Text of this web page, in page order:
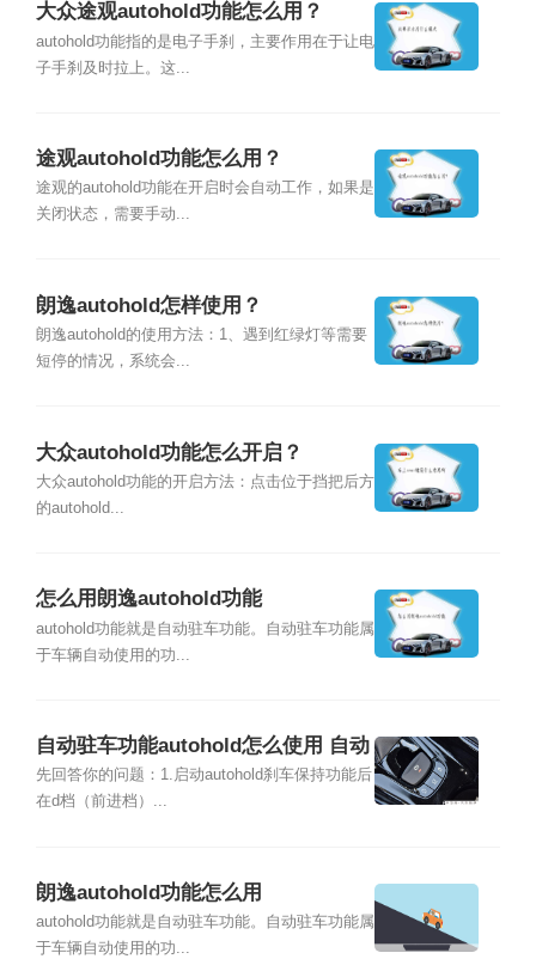
大众途观autohold功能怎么用？
autohold功能指的是电子手刹，主要作用在于让电
子手刹及时拉上。这...
途观autohold功能怎么用？
途观的autohold功能在开启时会自动工作，如果是
关闭状态，需要手动...
朗逸autohold怎样使用？
朗逸autohold的使用方法：1、遇到红绿灯等需要
短停的情况，系统会...
大众autohold功能怎么开启？
大众autohold功能的开启方法：点击位于挡把后方
的autohold...
怎么用朗逸autohold功能
autohold功能就是自动驻车功能。自动驻车功能属
于车辆自动使用的功...
自动驻车功能autohold怎么使用 自动
驻车功能伤车吗
先回答你的问题：1.启动autohold刹车保持功能后
在d档（前进档）...
朗逸autohold功能怎么用
autohold功能就是自动驻车功能。自动驻车功能属
于车辆自动使用的功...